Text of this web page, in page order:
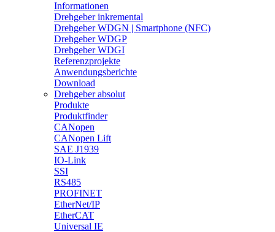
Informationen
Drehgeber inkremental
Drehgeber WDGN | Smartphone (NFC)
Drehgeber WDGP
Drehgeber WDGI
Referenzprojekte
Anwendungsberichte
Download
Drehgeber absolut
Produkte
Produktfinder
CANopen
CANopen Lift
SAE J1939
IO-Link
SSI
RS485
PROFINET
EtherNet/IP
EtherCAT
Universal IE